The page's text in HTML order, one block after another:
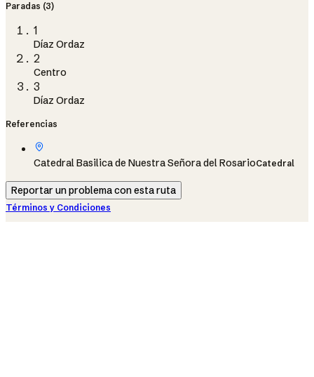
Paradas (3)
1
Díaz Ordaz
2
Centro
3
Díaz Ordaz
Referencias
Catedral Basilica de Nuestra Señora del RosarioCatedral
Reportar un problema con esta ruta
Términos y Condiciones